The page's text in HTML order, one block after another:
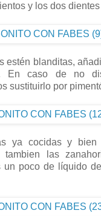
y los dos
estén blanditas,
En caso de no
sustituirlo por
ya cocidas y
tambien las
un poco de líquido